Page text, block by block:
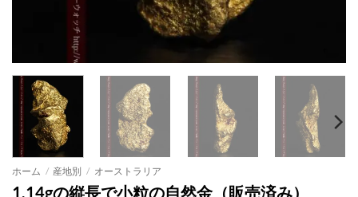
ホーム / 産地別 / オーストラリア
1.14gの縦長で小粒の自然金（販売済み）